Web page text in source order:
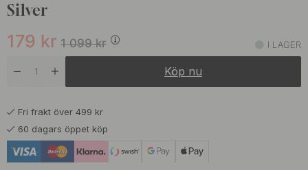
Silver
1 099kr
179 kr I LAGER
Köp nu
Fri frakt över 499 kr
60 dagars öppet köp